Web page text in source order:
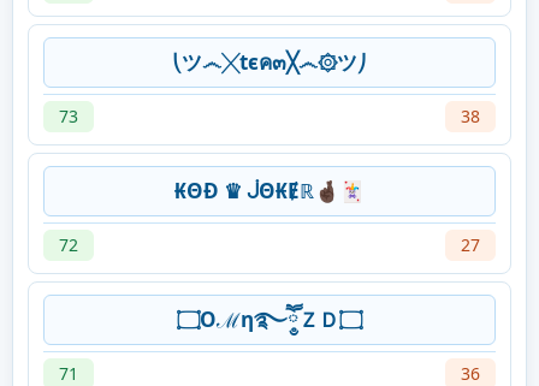
⎝ツ෴╳tєค๓╳෴۞ツ⎠
73 38
₭ΘĐ ♛ ᒎΘ₭Ɇℝ🤞🏿🃏
72 27
۝Oℳη࿐ཽ༵ＺＤ۝
71 36